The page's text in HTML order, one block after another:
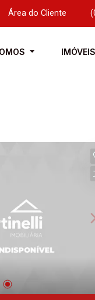
Área do Cliente
IMÓVEIS